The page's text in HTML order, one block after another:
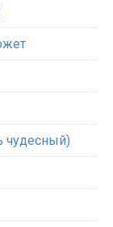
чудесный)